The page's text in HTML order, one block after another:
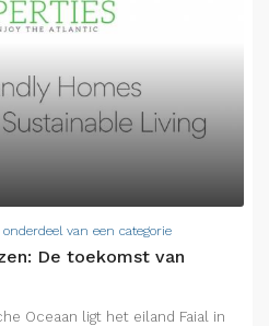
onderdeel van een categorie
De toekomst van
Oceaan ligt het eiland Faial in